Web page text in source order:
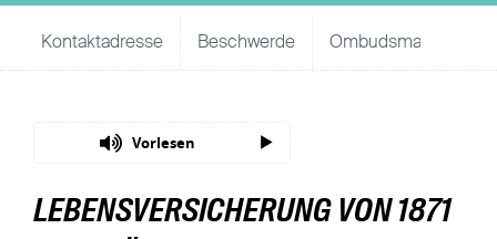
Kontaktadresse Beschwerde Ombudsmann
Vorlesen
LEBENSVERSICHERUNG VON 1871